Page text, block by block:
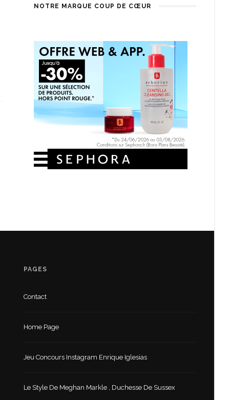
NOTRE MARQUE COUP DE CŒUR
PAGES
Contact
Home Page
Jeu Concours Instagram Enrique Iglesias
Le Style De Meghan Markle , Duchesse De Sussex